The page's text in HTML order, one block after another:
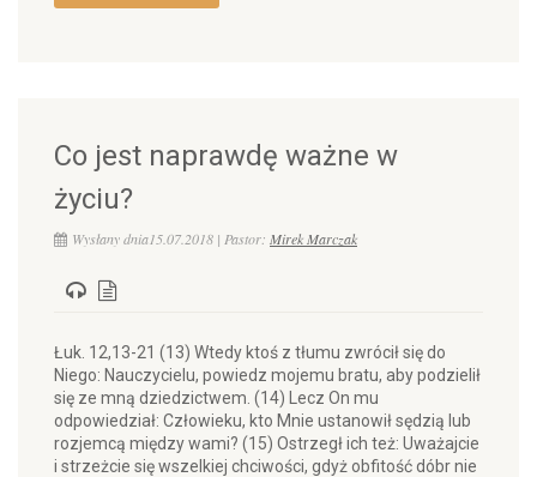
Co jest naprawdę ważne w
życiu?
Wysłany dnia15.07.2018 | Pastor: Mirek Marczak
Łuk. 12,13-21 (13) Wtedy ktoś z tłumu zwrócił się do
Niego: Nauczycielu, powiedz mojemu bratu, aby podzielił
się ze mną dziedzictwem. (14) Lecz On mu
odpowiedział: Człowieku, kto Mnie ustanowił sędzią lub
rozjemcą między wami? (15) Ostrzegł ich też: Uważajcie
i strzeżcie się wszelkiej chciwości, gdyż obfitość dóbr nie